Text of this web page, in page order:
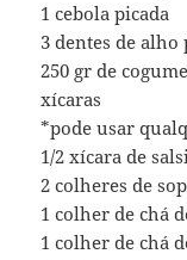
1 cebola picada
3 dentes de alho
250 gr de
xícaras
*pode usar
1/2 xícara de
2 colheres de
1 colher de chá
1 colher de chá